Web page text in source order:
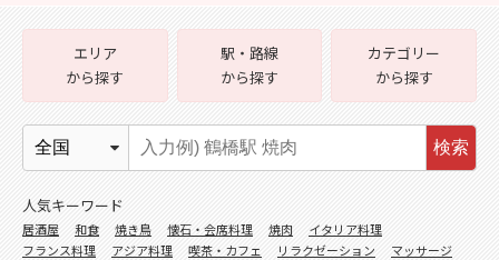
エリア
から探す
駅・路線
から探す
カテゴリー
から探す
検索
人気キーワード
居酒屋 和食 焼き鳥 懐石・会席料理 焼肉
イタリア料理
フランス料理
アジア料理 喫茶・カフェ リラクゼーション
マッサージ